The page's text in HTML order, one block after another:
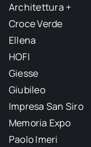
Architettura +
Croce Verde
Ellena
HOFI
Giesse
Giubileo
Impresa San Siro
Memoria Expo
Paolo Imeri